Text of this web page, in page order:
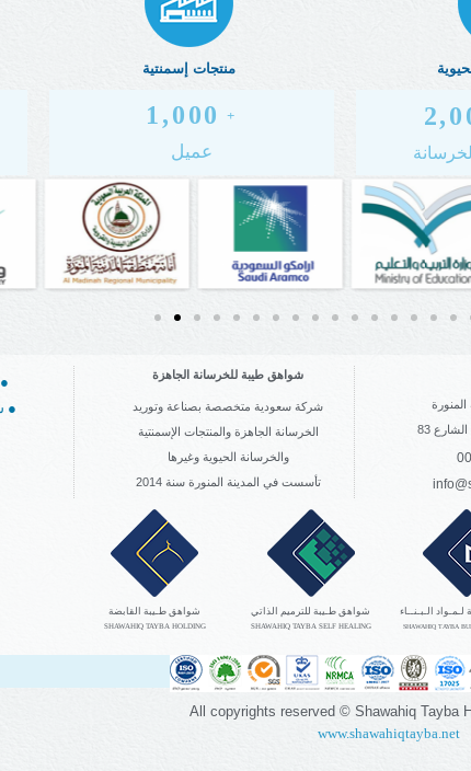
منتجات إسمنتية
1,000 +
عميل
نــبــذة عن الـــشـــــــركة ●
سياسة ضبط الجودة والأهداف ●
شواهق طيبة للخرسانة الجاهزة
شركة سعودية متخصصة بصناعة وتوريد
الخرسانة الجاهزة والمنتجات الإسمنتية
والخرسانة الحيوية وغيرها
تأسست في المدينة المنورة سنة 2014
المنورة
شواهق طـيبة القابضة
SHAWAHIQ TAYBA HOLDING
شواهق طـيبة للترميم الذاتي
SHAWAHIQ TAYBA SELF HEALING
الـبـنــاء
SHAWAHIQ TAYBA
All copyrights reserved © Shawahiq Tayba
www.shawahiqtayba.net